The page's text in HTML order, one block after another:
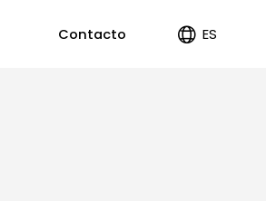
Contacto ES